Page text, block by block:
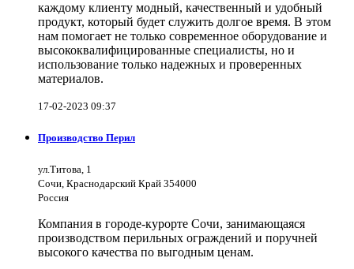
каждому клиенту модный, качественный и удобный
продукт, который будет служить долгое время. В этом
нам помогает не только современное оборудование и
высококвалифицированные специалисты, но и
использование только надежных и проверенных
материалов.
17-02-2023 09:37
Производство Перил
ул.Титова, 1
Сочи, Краснодарский Край 354000
Россия
Компания в городе-курорте Сочи, занимающаяся
производством перильных ограждений и поручней
высокого качества по выгодным ценам.